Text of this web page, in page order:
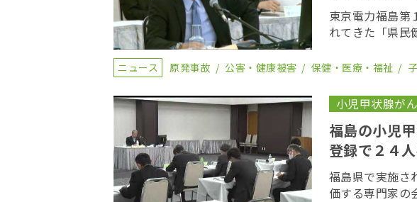
東京電力福島第
れてきた「県民
てきた「基本調
状腺検査も […]
ニュース 原発事故 公害・健康被害 保健・医療・福祉
小児甲状腺がん
福島の小児
登録で２４
福島県で実施さ
価する専門家の